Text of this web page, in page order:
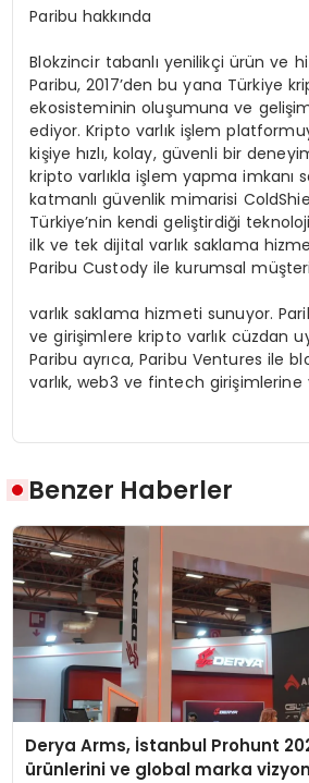
Paribu hakkında
Blokzincir tabanlı yenilikçi ürün ve
Paribu, 2017’den bu yana Türkiye
ekosisteminin oluşumuna ve
ediyor. Kripto varlık işlem
kişiye hızlı, kolay, güvenli bir
kripto varlıkla işlem yapma imkanı
katmanlı güvenlik mimarisi
Türkiye’nin kendi geliştirdiği
ilk ve tek dijital varlık saklama
Paribu Custody ile kurumsal
varlık saklama hizmeti sunuyor.
ve girişimlere kripto varlık cüzdan
Paribu ayrıca, Paribu Ventures ile
varlık, web3 ve fintech girişimlerine
Benzer Haberler
Derya Arms, İstanbul Prohunt
ürünlerini ve global marka